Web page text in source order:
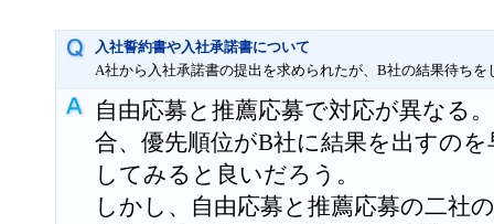
入社誓約書や入社承諾書について
A社から入社承諾書の提出を求められたが、B社の結果待ち
自由応募と推薦応募で対応が異なる
合、優先順位がB社に結果を出すの
してみると良いだろう。
しかし、自由応募と推薦応募の二社